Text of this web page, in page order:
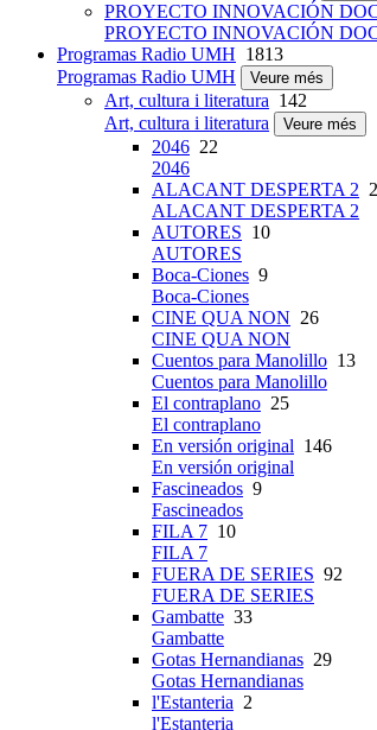
PROYECTO INNOVACIÓN
PROYECTO INNOVACIÓN
Programas Radio UMH 1813
Programas Radio UMH
Veure més
Art, cultura i literatura 142
Art, cultura i literatura
Veure més
2046 22
2046
ALACANT DESPERTA 2
ALACANT DESPERTA 2
AUTORES 10
AUTORES
Boca-Ciones 9
Boca-Ciones
CINE QUA NON 26
CINE QUA NON
Cuentos para Manolillo 13
Cuentos para Manolillo
El contraplano 25
El contraplano
En versión original 146
En versión original
Fascineados 9
Fascineados
FILA 7 10
FILA 7
FUERA DE SERIES 92
FUERA DE SERIES
Gambatte 33
Gambatte
Gotas Hernandianas 29
Gotas Hernandianas
l'Estanteria 2
l'Estanteria